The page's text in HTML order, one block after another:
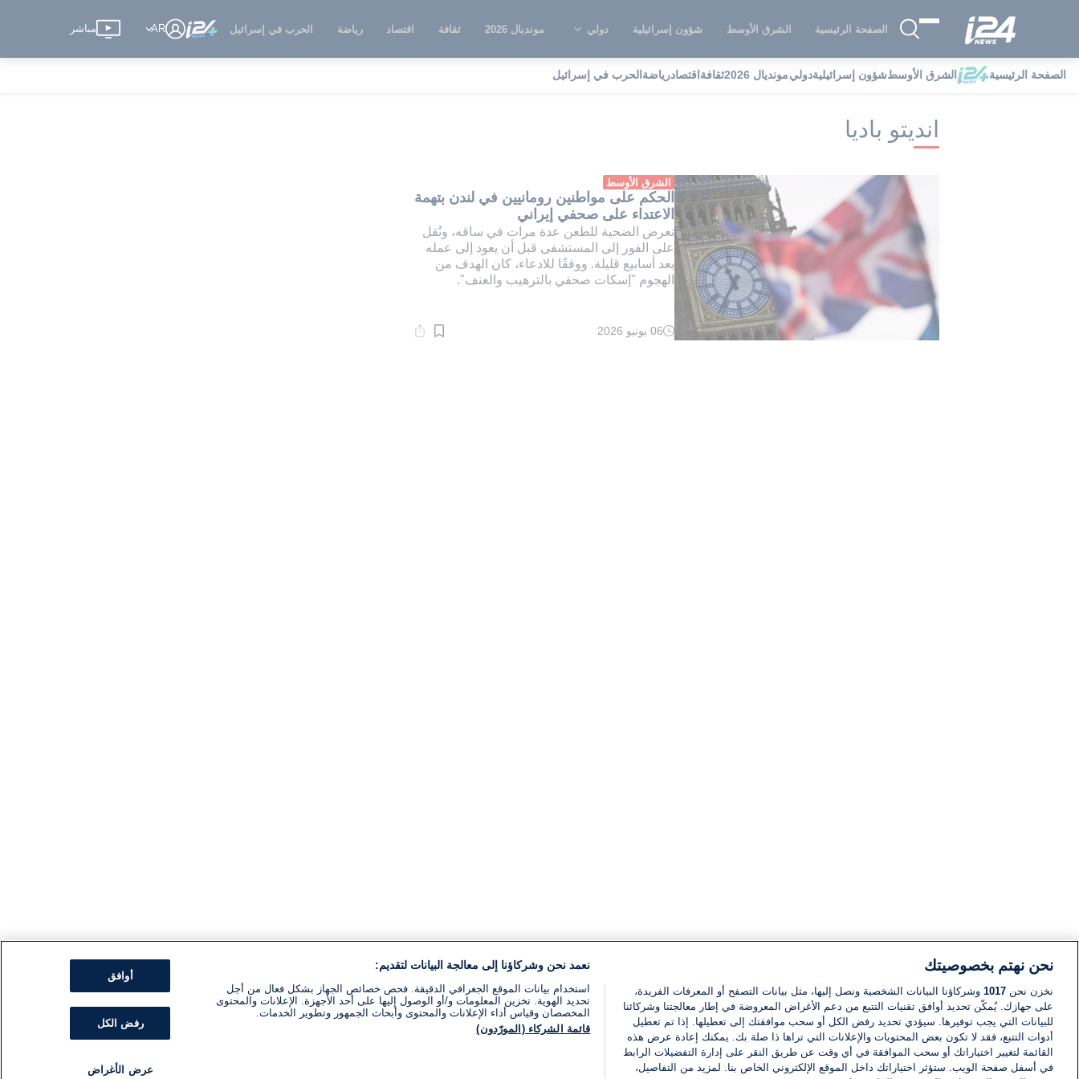
الصفحة الرئيسية الشرق الأوسط شؤون إسرائيلية دولي مونديال 2026 ثقافة اقتصاد رياضة الحرب في إسرائيل AR مباشر
الصفحة الرئيسية الشرق الأوسطشؤون إسرائيليةدوليمونديال 2026 ثقافة اقتصادرياضة الحرب في إسرائيل i24NEWS i24NEWS فهرس علامات انديتو باديا
انديتو باديا
الشرق الأوسط
الحكم على مواطنين رومانيين في لندن بتهمة
الاعتداء على صحفي إيراني
تعرض الضحية للطعن عدة مرات في ساقه، ونُقل
على الفور إلى المستشفى قبل أن يعود إلى عمله
بعد أسابيع قليلة. ووفقًا للادعاء، كان الهدف من
الهجوم "إسكات صحفي بالترهيب والعنف".
وقت
06 يونيو 2026
نحن نهتم بخصوصيتك
نخزن نحن 1017 وشركاؤنا البيانات الشخصية ونصل إليها، مثل بيانات التصفح أو المعرفات الفريدة،
على جهازك. يُمكّن تحديد أوافق تقنيات التتبع من دعم الأغراض المعروضة في إطار معالجتنا وشركائنا
للبيانات التي يجب توفيرها. سيؤدي تحديد رفض الكل أو سحب موافقتك إلى تعطيلها. إذا تم تعطيل
أدوات التتبع، فقد لا تكون بعض المحتويات والإعلانات التي تراها ذا صلة بك. يمكنك إعادة عرض هذه
القائمة لتغيير اختياراتك أو سحب الموافقة في أي وقت عن طريق النقر على إدارة التفضيلات الرابط
في أسفل صفحة الويب. ستؤثر اختياراتك داخل الموقع الإلكتروني الخاص بنا. لمزيد من التفاصيل،
نعمد نحن وشركاؤنا إلى معالجة البيانات لتقديم:
استخدام بيانات الموقع الجغرافي الدقيقة. فحص خصائص الجهاز بشكل فعال من أجل
تحديد الهوية. تخزين المعلومات و/أو الوصول إليها على أحد الأجهزة. الإعلانات والمحتوى
المخصصان وقياس أداء الإعلانات والمحتوى وأبحاث الجمهور وتطوير الخدمات.
قائمة الشركاء (المورّدون)
أوافق
رفض الكل
عرض الأغراض